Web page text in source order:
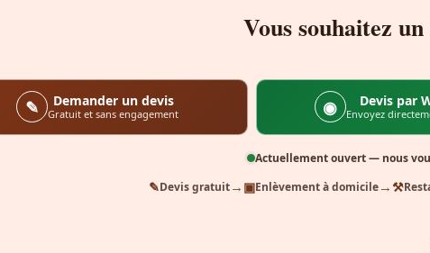
Vous souhaitez
✎ Demander un devis
Gratuit et sans engagement ◉ Devis par
Envoyez
Actuellement ouvert — nous
✎Devis gratuit→ ▣Enlèvement à domicile→ ⚒